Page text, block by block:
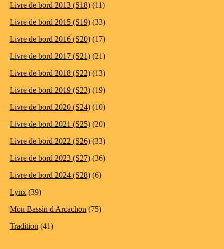
Livre de bord 2013 (S18) (11)
Livre de bord 2015 (S19) (33)
Livre de bord 2016 (S20) (17)
Livre de bord 2017 (S21) (21)
Livre de bord 2018 (S22) (13)
Livre de bord 2019 (S23) (19)
Livre de bord 2020 (S24) (10)
Livre de bord 2021 (S25) (20)
Livre de bord 2022 (S26) (33)
Livre de bord 2023 (S27) (36)
Livre de bord 2024 (S28) (6)
Lynx (39)
Mon Bassin d Arcachon (75)
Tradition (41)